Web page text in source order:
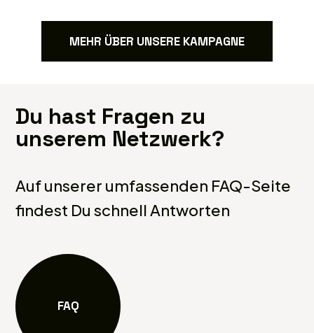
MEHR ÜBER UNSERE KAMPAGNE
Du hast Fragen zu
unserem Netzwerk?
Auf unserer umfassenden FAQ-Seite
findest Du schnell Antworten
FAQ